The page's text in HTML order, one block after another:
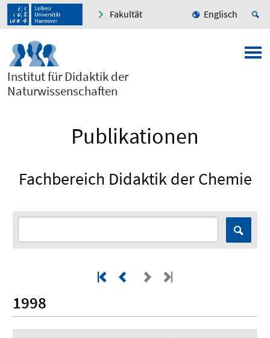
Fakultät Englisch
Institut für Didaktik der
Naturwissenschaften
Publikationen
Fachbereich Didaktik der Chemie
1998